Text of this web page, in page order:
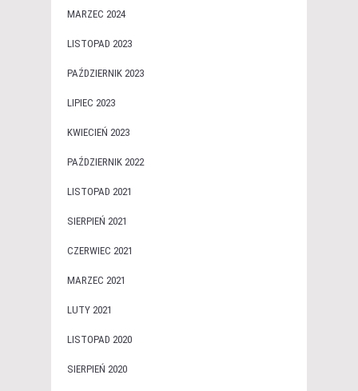
MARZEC 2024
LISTOPAD 2023
PAŹDZIERNIK 2023
LIPIEC 2023
KWIECIEŃ 2023
PAŹDZIERNIK 2022
LISTOPAD 2021
SIERPIEŃ 2021
CZERWIEC 2021
MARZEC 2021
LUTY 2021
LISTOPAD 2020
SIERPIEŃ 2020